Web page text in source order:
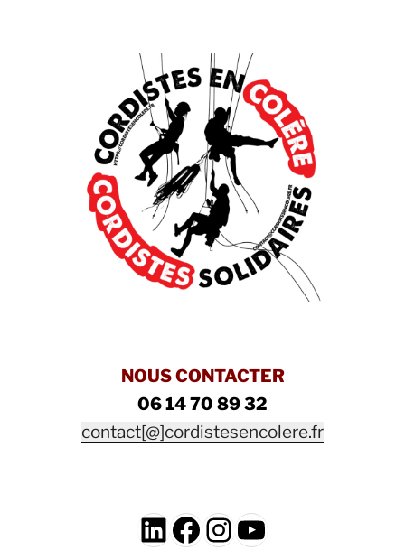
NOUS CONTACTER
06 14 70 89 32
contact[@]cordistesencolere.fr
LinkedIn
Facebook
Instagram
YouTube